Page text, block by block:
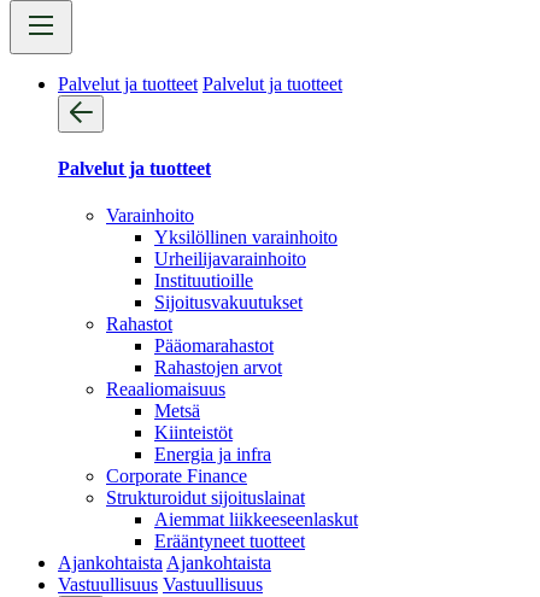
Palvelut ja tuotteet Palvelut ja tuotteet
Palvelut ja tuotteet
Varainhoito
Yksilöllinen varainhoito
Urheilijavarainhoito
Instituutioille
Sijoitusvakuutukset
Rahastot
Pääomarahastot
Rahastojen arvot
Reaaliomaisuus
Metsä
Kiinteistöt
Energia ja infra
Corporate Finance
Strukturoidut sijoituslainat
Aiemmat liikkeeseenlaskut
Erääntyneet tuotteet
Ajankohtaista Ajankohtaista
Vastuullisuus Vastuullisuus